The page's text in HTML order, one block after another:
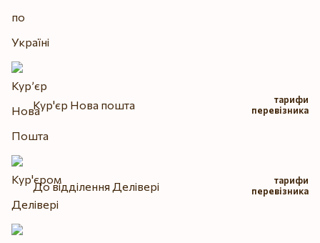
Кур'єр Нова пошта
тарифи
перевізника
До відділення Делівері
тарифи
перевізника